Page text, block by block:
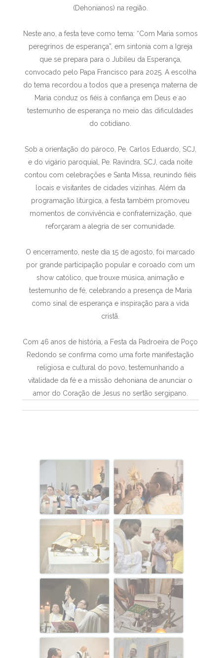
(Dehonianos) na região.
Neste ano, a festa teve como tema: “Com Maria somos
peregrinos de esperança”, em sintonia com a Igreja
que se prepara para o Jubileu da Esperança,
convocado pelo Papa Francisco para 2025. A escolha
do tema recordou a todos que a presença materna de
Maria conduz os fiéis à confiança em Deus e ao
testemunho de esperança no meio das dificuldades
do cotidiano.
Sob a orientação do pároco, Pe. Carlos Eduardo, SCJ,
e do vigário paroquial, Pe. Ravindra, SCJ, cada noite
contou com celebrações e Santa Missa, reunindo fiéis
locais e visitantes de cidades vizinhas. Além da
programação litúrgica, a festa também promoveu
momentos de convivência e confraternização, que
reforçaram a alegria de ser comunidade.
O encerramento, neste dia 15 de agosto, foi marcado
por grande participação popular e coroado com um
show católico, que trouxe música, animação e
testemunho de fé, celebrando a presença de Maria
como sinal de esperança e inspiração para a vida
cristã.
Com 46 anos de história, a Festa da Padroeira de Poço
Redondo se confirma como uma forte manifestação
religiosa e cultural do povo, testemunhando a
vitalidade da fé e a missão dehoniana de anunciar o
amor do Coração de Jesus no sertão sergipano.